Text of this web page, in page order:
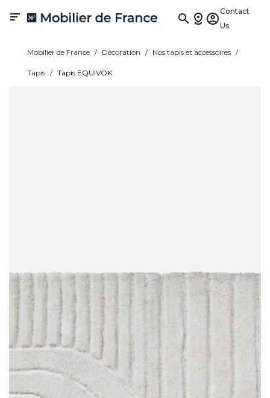

Contact
Us
Mobilier de France Décoration Nos tapis et accessoires
Tapis Tapis EQUIVOK